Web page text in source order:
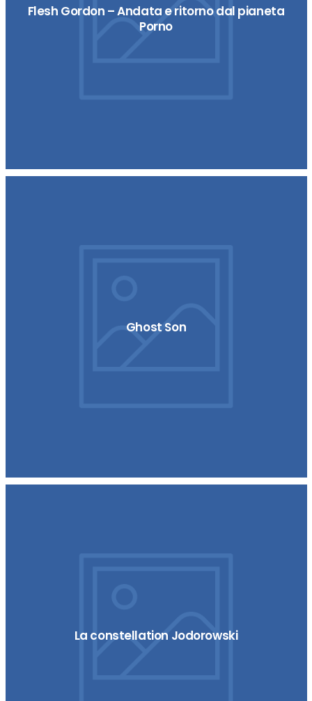
Flesh Gordon – Andata e ritorno dal pianeta
Porno
Ghost Son
La constellation Jodorowski